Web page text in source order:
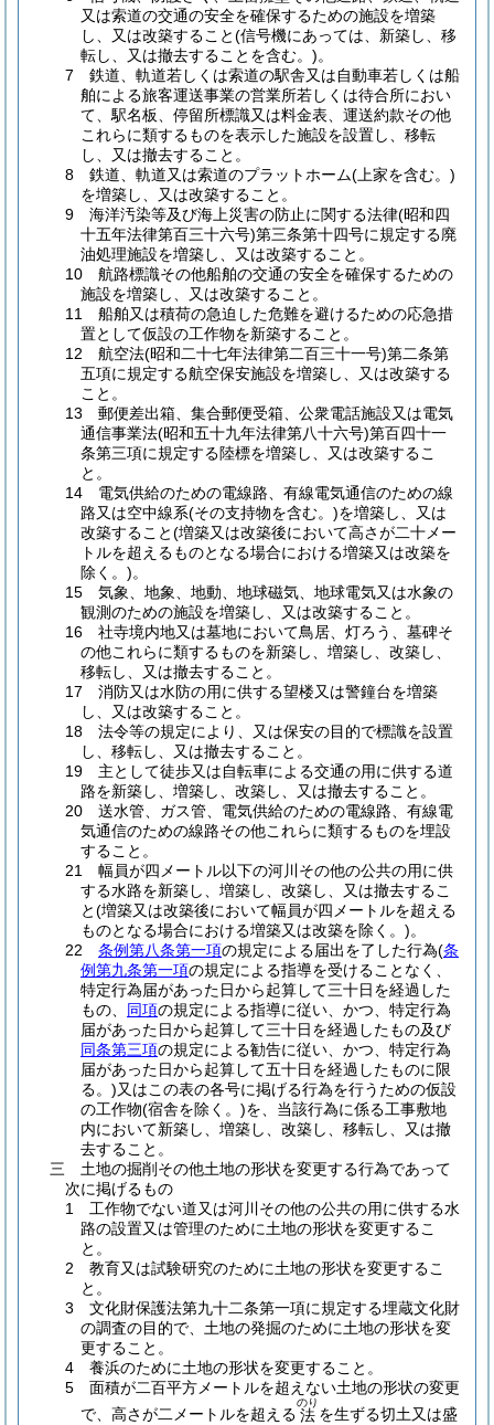
又は索道の交通の安全を確保するための施設を増築
し、又は改築すること(信号機にあっては、新築し、移
転し、又は撤去することを含む。)。
7 鉄道、軌道若しくは索道の駅舎又は自動車若しくは船
舶による旅客運送事業の営業所若しくは待合所におい
て、駅名板、停留所標識又は料金表、運送約款その他
これらに類するものを表示した施設を設置し、移転
し、又は撤去すること。
8 鉄道、軌道又は索道のプラットホーム(上家を含む。)
を増築し、又は改築すること。
9 海洋汚染等及び海上災害の防止に関する法律(昭和四
十五年法律第百三十六号)第三条第十四号に規定する廃
油処理施設を増築し、又は改築すること。
10 航路標識その他船舶の交通の安全を確保するための
施設を増築し、又は改築すること。
11 船舶又は積荷の急迫した危難を避けるための応急措
置として仮設の工作物を新築すること。
12 航空法(昭和二十七年法律第二百三十一号)第二条第
五項に規定する航空保安施設を増築し、又は改築する
こと。
13 郵便差出箱、集合郵便受箱、公衆電話施設又は電気
通信事業法(昭和五十九年法律第八十六号)第百四十一
条第三項に規定する陸標を増築し、又は改築するこ
と。
14 電気供給のための電線路、有線電気通信のための線
路又は空中線系(その支持物を含む。)を増築し、又は
改築すること(増築又は改築後において高さが二十メー
トルを超えるものとなる場合における増築又は改築を
除く。)。
15 気象、地象、地動、地球磁気、地球電気又は水象の
観測のための施設を増築し、又は改築すること。
16 社寺境内地又は墓地において鳥居、灯ろう、墓碑そ
の他これらに類するものを新築し、増築し、改築し、
移転し、又は撤去すること。
17 消防又は水防の用に供する望楼又は警鐘台を増築
し、又は改築すること。
18 法令等の規定により、又は保安の目的で標識を設置
し、移転し、又は撤去すること。
19 主として徒歩又は自転車による交通の用に供する道
路を新築し、増築し、改築し、又は撤去すること。
20 送水管、ガス管、電気供給のための電線路、有線電
気通信のための線路その他これらに類するものを埋設
すること。
21 幅員が四メートル以下の河川その他の公共の用に供
する水路を新築し、増築し、改築し、又は撤去するこ
と(増築又は改築後において幅員が四メートルを超える
ものとなる場合における増築又は改築を除く。)。
22 条例第八条第一項の規定による届出を了した行為(条
例第九条第一項の規定による指導を受けることなく、
特定行為届があった日から起算して三十日を経過した
もの、 同項の規定による指導に従い、かつ、特定行為
届があった日から起算して三十日を経過したもの及び
同条第三項の規定による勧告に従い、かつ、特定行為
届があった日から起算して五十日を経過したものに限
る。)又はこの表の各号に掲げる行為を行うための仮設
の工作物(宿舎を除く。)を、当該行為に係る工事敷地
内において新築し、増築し、改築し、移転し、又は撤
去すること。
三 土地の掘削その他土地の形状を変更する行為であって
次に掲げるもの
1 工作物でない道又は河川その他の公共の用に供する水
路の設置又は管理のために土地の形状を変更するこ
と。
2 教育又は試験研究のために土地の形状を変更するこ
と。
3 文化財保護法第九十二条第一項に規定する埋蔵文化財
の調査の目的で、土地の発掘のために土地の形状を変
更すること。
4 養浜のために土地の形状を変更すること。
5 面積が二百平方メートルを超えない土地の形状の変更
で、高さが二メートルを超える 法
のり
を生ずる切土又は盛